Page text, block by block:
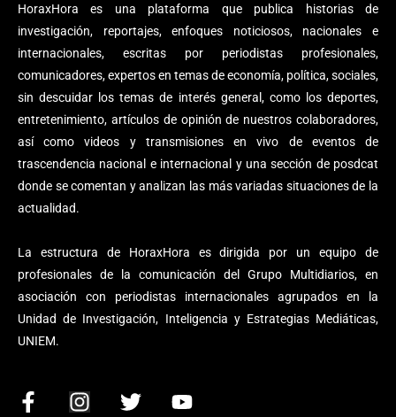
HoraxHora es una plataforma que publica historias de
investigación, reportajes, enfoques noticiosos, nacionales e
internacionales, escritas por periodistas profesionales,
comunicadores, expertos en temas de economía, política, sociales,
sin descuidar los temas de interés general, como los deportes,
entretenimiento, artículos de opinión de nuestros colaboradores,
así como videos y transmisiones en vivo de eventos de
trascendencia nacional e internacional y una sección de posdcat
donde se comentan y analizan las más variadas situaciones de la
actualidad.
La estructura de HoraxHora es dirigida por un equipo de
profesionales de la comunicación del Grupo Multidiarios, en
asociación con periodistas internacionales agrupados en la
Unidad de Investigación, Inteligencia y Estrategias Mediáticas,
UNIEM.
F
I
T
Y